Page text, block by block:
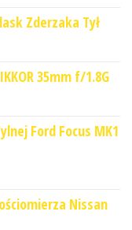
Zderzaka Tył
35mm f/1.8G
Ford Focus MK1
Nissan